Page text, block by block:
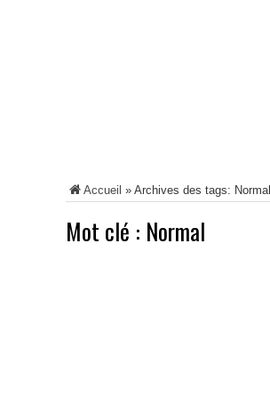
Accueil » Archives des tags: Normal
Mot clé : Normal